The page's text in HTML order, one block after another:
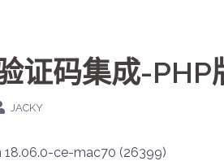
证码集成-
JACKY
18.06.0-ce-mac70 (26399)